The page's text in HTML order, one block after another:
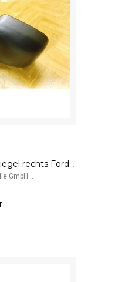
Außenspiegel Seitenspiegel rechts Ford Transit Connect T200 mechanisch
GmbH ..